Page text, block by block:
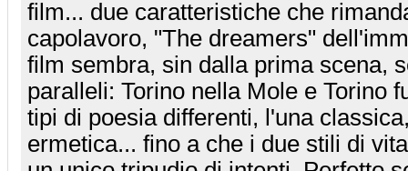
film... due caratteristiche che
capolavoro, "The dreamers"
film sembra, sin dalla prima scena,
paralleli: Torino nella Mole e Torino
tipi di poesia differenti, l'una
ermetica... fino a che i due stili di